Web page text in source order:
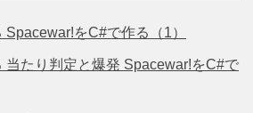
をC#で作る（1）
当たり判定と爆発 Spacewar!をC#で